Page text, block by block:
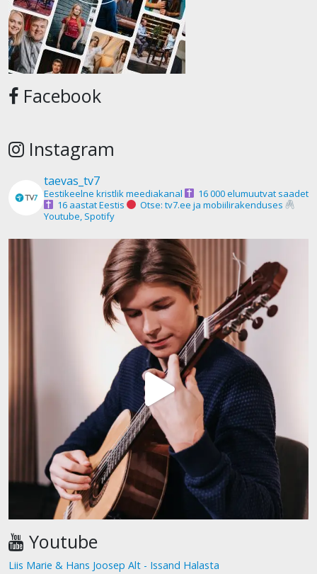
Facebook
Instagram
taevas_tv7
Eestikeelne kristlik meediakanal
16 000 elumuutvat saadet
16 aastat Eestis
Otse: tv7.ee ja mobiilirakenduses
Youtube, Spotify
Youtube
Liis Marie & Hans Joosep Alt - Issand Halasta